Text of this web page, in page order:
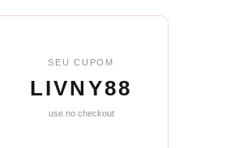
SEU CUPOM
LIVNY88
use no checkout